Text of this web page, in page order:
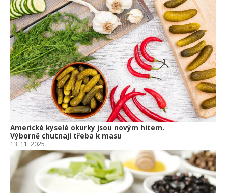
Americké kyselé okurky jsou novým hitem.
Výborně chutnají třeba k masu
13. 11. 2025